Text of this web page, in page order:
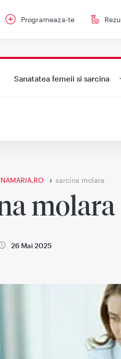
Programeaza-te
Sanatatea femeii si sarcina
sarcina molara
molara
26 Mai 2025